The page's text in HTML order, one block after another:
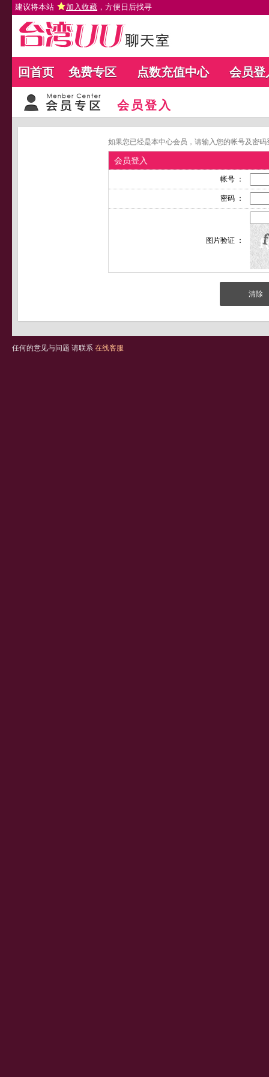
建议将本站 加入收藏 ，方便日后找寻
回首页 免费专区 点数充值中心 会员登
会员登入
如果您已经是本中心会员，请输入您的帐号及密
会员登入
帐号 ：
密码 ：
图片验证 ：
任何的意见与问题 请联系 在线客服